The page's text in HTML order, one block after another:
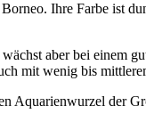
Ihre Farbe ist
aber bei einem
mit wenig bis
der